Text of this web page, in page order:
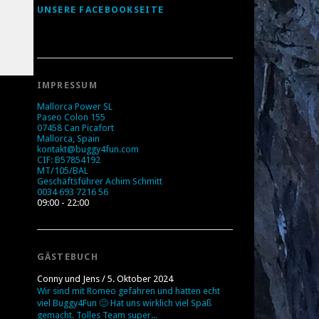
UNSERE FACEBOOKSEITE
IMPRESSUM
Mallorca Power SL
Paseo Colon 155
07458 Can Picafort
Mallorca, Spain
kontakt@buggy4fun.com
CIF: B57854192
MT/105/BAL
Geschäftsführer Achim Schmitt
0034 693 7216 56
09:00 - 22:00
GÄSTEBUCH
Conny und Jens/ 5. Oktober 2024
Wir sind mit Romeo gefahren und hatten echt
viel Buggy4Fun 🙂 Hat uns wirklich viel Spaß
gemacht. Tolles Team super...